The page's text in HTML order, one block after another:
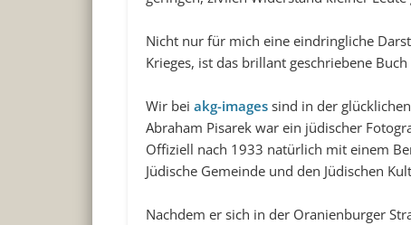
Nicht nur für mich eine eindringliche
Krieges, ist das brillant geschriebene
Wir bei akg-imagessind in der
Abraham Pisarek war ein jüdischer
Offiziell nach 1933 natürlich mit einem
Jüdische Gemeinde und den Jüdischen
Nachdem er sich in der Oranienburger